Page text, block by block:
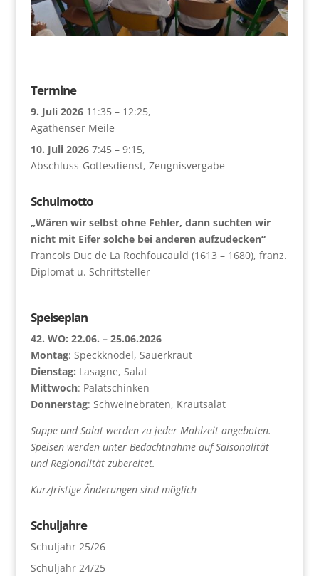
Termine
9. Juli 2026 11:35 – 12:25,
Agathenser Meile
10. Juli 2026 7:45 – 9:15,
Abschluss-Gottesdienst, Zeugnisvergabe
Schulmotto
„Wären wir selbst ohne Fehler, dann suchten wir
nicht mit Eifer solche bei anderen aufzudecken“
Francois Duc de La Rochfoucauld (1613 – 1680), franz.
Diplomat u. Schriftsteller
Speiseplan
42. WO: 22.06. – 25.06.2026
Montag: Speckknödel, Sauerkraut
Dienstag: Lasagne, Salat
Mittwoch: Palatschinken
Donnerstag: Schweinebraten, Krautsalat
Suppe und Salat werden zu jeder Mahlzeit angeboten.
Speisen werden unter Bedachtnahme auf Saisonalität
und Regionalität zubereitet.
Kurzfristige Änderungen sind möglich
Schuljahre
Schuljahr 25/26
Schuljahr 24/25